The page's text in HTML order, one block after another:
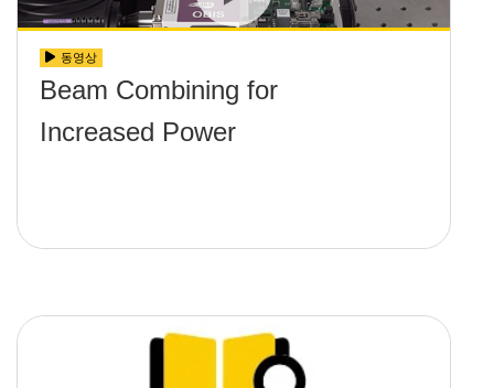
동영상
Beam Combining for
Increased Power